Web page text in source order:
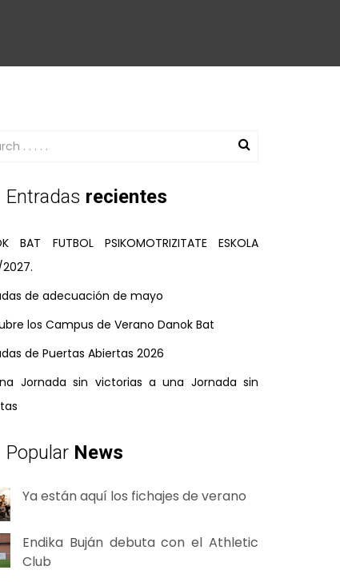
Entradas recientes
BAT FUTBOL PSIKOMOTRIZITATE ESKOLA
de adecuación de mayo
los Campus de Verano Danok Bat
de Puertas Abiertas 2026
Jornada sin victorias a una Jornada sin
Popular News
Ya están aquí los fichajes de verano
Endika Buján debuta con el Athletic
Club